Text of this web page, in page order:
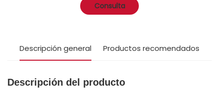
Consulta
Descripción general Productos recomendados
Descripción del producto